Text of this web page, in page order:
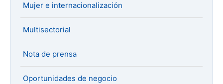
Mujer e internacionalización
Multisectorial
Nota de prensa
Oportunidades de negocio